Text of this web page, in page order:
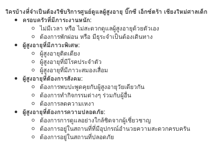
ใครบ้างที่จำเป็นต้องใช้บริการศูนย์ดูแลผู้สูงอายุ บิ๊กซี เอ็กซ์ตร้า เชียงใหม่ศาลเด็ก
ครอบครัวที่มีภาระงานหนัก:
ไม่มีเวลา หรือ ไม่สะดวกดูแลผู้สูงอายุด้วยตัวเอง
ต้องการพักผ่อน หรือ มีธุระจำเป็นต้องเดินทาง
ผู้สูงอายุที่มีภาวะพิเศษ:
ผู้สูงอายุติดเตียง
ผู้สูงอายุที่มีโรคประจำตัว
ผู้สูงอายุที่มีภาวะสมองเสื่อม
ผู้สูงอายุที่ต้องการสังคม:
ต้องการพบปะพูดคุยกับผู้สูงอายุวัยเดียวกัน
ต้องการทำกิจกรรมต่างๆ ร่วมกับผู้อื่น
ต้องการลดความเหงา
ผู้สูงอายุที่ต้องการความปลอดภัย:
ต้องการการดูแลอย่างใกล้ชิดจากผู้เชี่ยวชาญ
ต้องการอยู่ในสถานที่ที่มีอุปกรณ์อำนวยความสะดวกครบครัน
ต้องการอยู่ในสถานที่ปลอดภัย